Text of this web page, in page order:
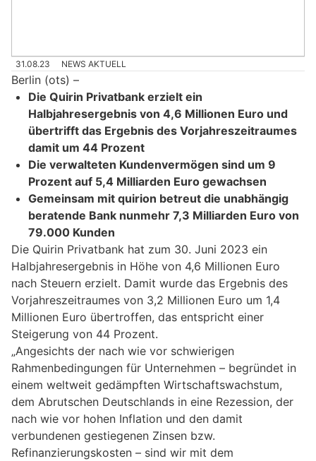
31.08.23 NEWS AKTUELL
Berlin (ots) –
Die Quirin Privatbank erzielt ein
Halbjahresergebnis von 4,6 Millionen Euro und
übertrifft das Ergebnis des Vorjahreszeitraumes
damit um 44 Prozent
Die verwalteten Kundenvermögen sind um 9
Prozent auf 5,4 Milliarden Euro gewachsen
Gemeinsam mit quirion betreut die unabhängig
beratende Bank nunmehr 7,3 Milliarden Euro von
79.000 Kunden
Die Quirin Privatbank hat zum 30. Juni 2023 ein
Halbjahresergebnis in Höhe von 4,6 Millionen Euro
nach Steuern erzielt. Damit wurde das Ergebnis des
Vorjahreszeitraumes von 3,2 Millionen Euro um 1,4
Millionen Euro übertroffen, das entspricht einer
Steigerung von 44 Prozent.
„Angesichts der nach wie vor schwierigen
Rahmenbedingungen für Unternehmen – begründet in
einem weltweit gedämpften Wirtschaftswachstum,
dem Abrutschen Deutschlands in eine Rezession, der
nach wie vor hohen Inflation und den damit
verbundenen gestiegenen Zinsen bzw.
Refinanzierungskosten – sind wir mit dem